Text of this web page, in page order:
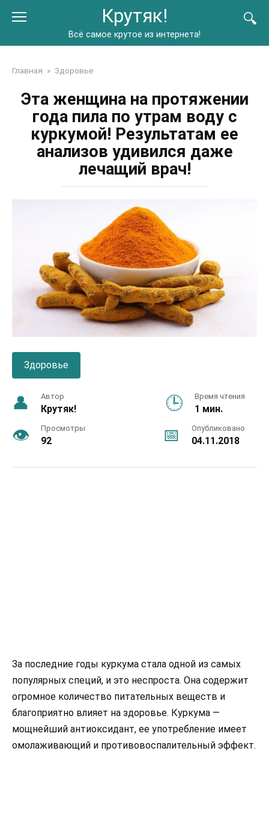
Крутяк!
Всё самое крутое из интернета!
Главная » Здоровье
Эта женщина на протяжении
года пила по утрам воду с
куркумой! Результатам ее
анализов удивился даже
лечащий врач!
Здоровье
Автор
Крутяк!
Время чтения
1 мин.
Просмотры
92
Опубликовано
04.11.2018
За последние годы куркума стала одной из самых
популярных специй, и это неспроста. Она содержит
огромное количество питательных веществ и
благоприятно влияет на здоровье. Куркума —
мощнейший антиоксидант, ее употребление имеет
омолаживающий и противовоспалительный эффект.